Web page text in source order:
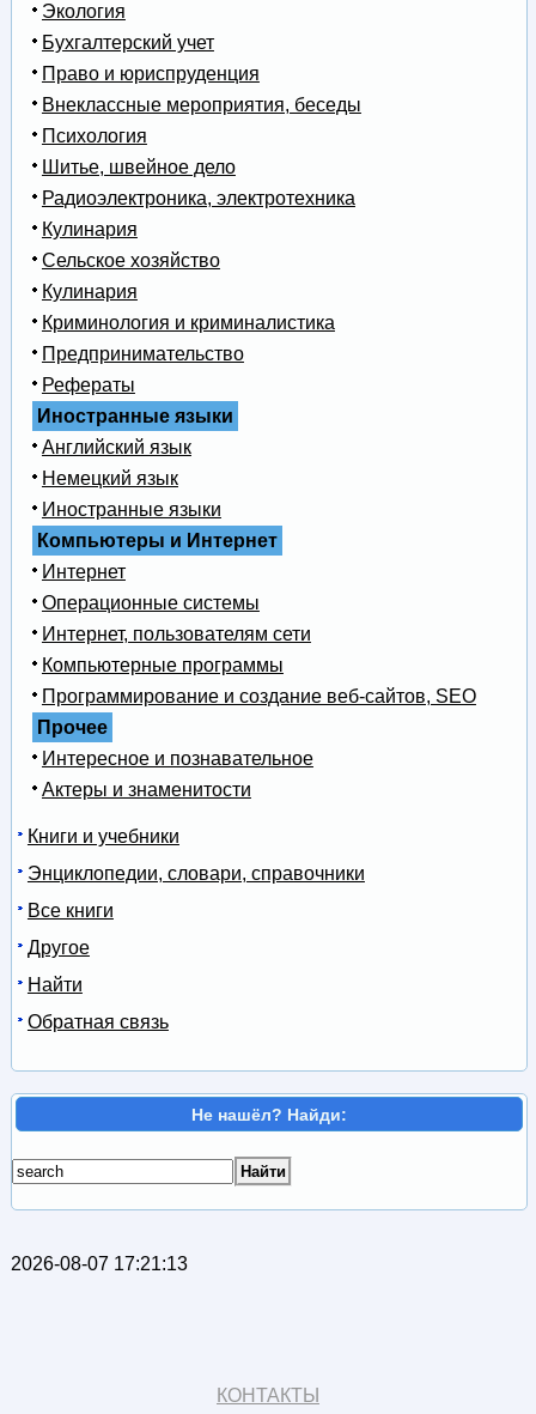
Экология
Бухгалтерский учет
Право и юриспруденция
Внеклассные мероприятия, беседы
Психология
Шитье, швейное дело
Радиоэлектроника, электротехника
Кулинария
Сельское хозяйство
Кулинария
Криминология и криминалистика
Предпринимательство
Рефераты
Иностранные языки
Английский язык
Немецкий язык
Иностранные языки
Компьютеры и Интернет
Интернет
Операционные системы
Интернет, пользователям сети
Компьютерные программы
Программирование и создание веб-сайтов, SEO
Прочее
Интересное и познавательное
Актеры и знаменитости
Книги и учебники
Энциклопедии, словари, справочники
Все книги
Другое
Найти
Обратная связь
Не нашёл? Найди:
2026-08-07 17:21:13
КОНТАКТЫ